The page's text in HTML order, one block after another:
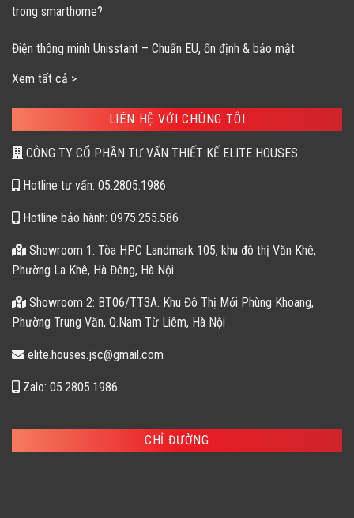
trong smarthome?
Điện thông minh Unisstant – Chuẩn EU, ổn định & bảo mật
Xem tất cả >
LIÊN HỆ VỚI CHÚNG TÔI
CÔNG TY CỔ PHẦN TƯ VẤN THIẾT KẾ ELITE HOUSES
Hotline tư vấn: 05.2805.1986
Hotline bảo hành: 0975.255.586
Showroom 1: Tòa HPC Landmark 105, khu đô thị Văn Khê,
Phường La Khê, Hà Đông, Hà Nội
Showroom 2: BT06/TT3A. Khu Đô Thị Mới Phùng Khoang,
Phường Trung Văn, Q.Nam Từ Liêm, Hà Nội
elite.houses.jsc@gmail.com
Zalo: 05.2805.1986
CHỈ ĐƯỜNG